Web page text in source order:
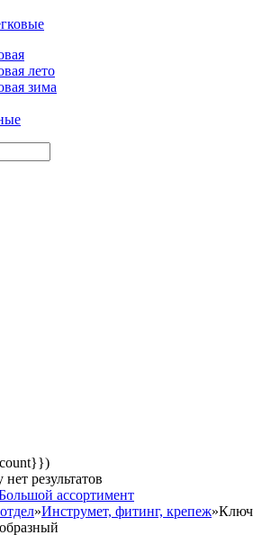
лето
зима
результатов
ассортимент
»Инструмет, фитинг, крепеж»Ключ